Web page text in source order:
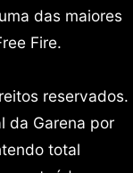
das maiores
Fire.
reservados.
da Garena por
total